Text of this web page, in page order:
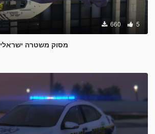
660 5
Police helicopter | מסוק משטרה ישראלי